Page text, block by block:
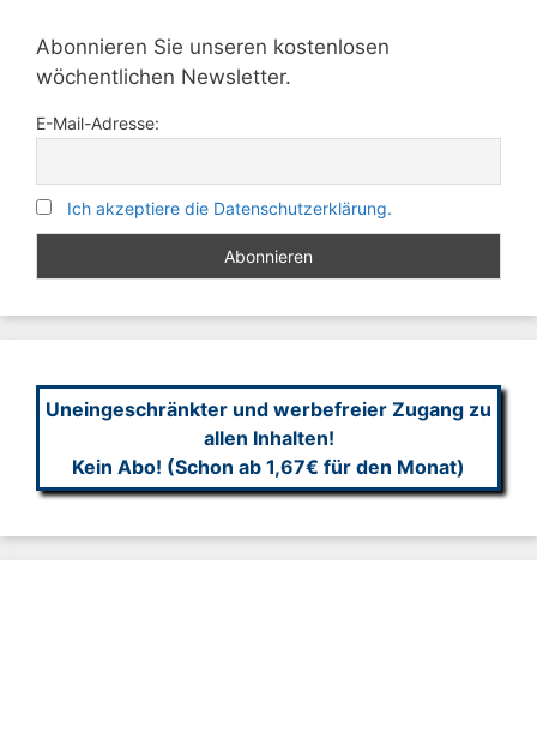
Abonnieren Sie unseren kostenlosen
wöchentlichen Newsletter.
E-Mail-Adresse:
Ich akzeptiere die Datenschutzerklärung.
Uneingeschränkter und werbefreier Zugang zu
allen Inhalten!
Kein Abo! (Schon ab 1,67€ für den Monat)